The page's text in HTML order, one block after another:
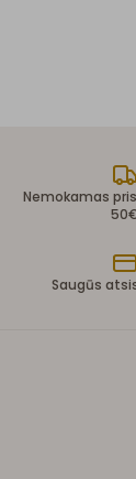
Nemokamas
Saugūs